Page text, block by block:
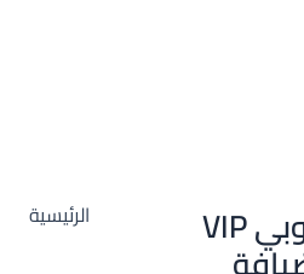
النوبي VIP الرئيسية